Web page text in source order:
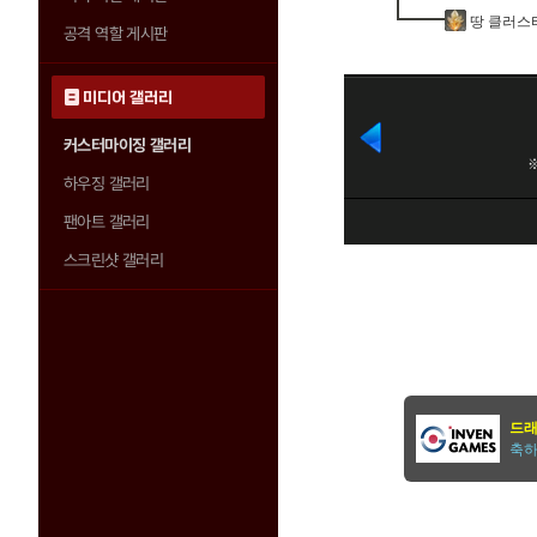
공격 역할 게시판
미디어 갤러리
커스터마이징 갤러리
하우징 갤러리
팬아트 갤러리
스크린샷 갤러리
땅 클러스